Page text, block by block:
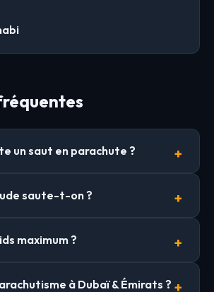
un saut en parachute ?
saute-t-on ?
maximum ?
à Dubaï & Émirats ?